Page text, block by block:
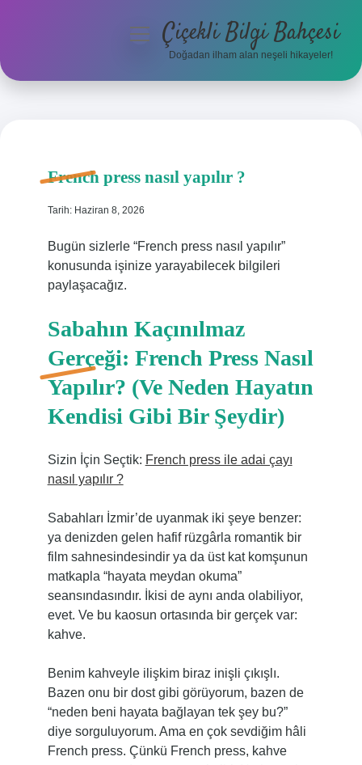
Anasayfa
menüyüÇiçekli Bilgi Bahçesi
Doğadan ilham alan neşeli hikayeler!
French press nasıl yapılır ?
Tarih: Haziran 8, 2026
Bugün sizlerle “French press nasıl yapılır”
konusunda işinize yarayabilecek bilgileri
paylaşacağız.
Sabahın Kaçınılmaz
Gerçeği: French Press Nasıl
Yapılır? (Ve Neden Hayatın
Kendisi Gibi Bir Şeydir)
Sizin İçin Seçtik: French press ile adai çayı
nasıl yapılır ?
Sabahları İzmir’de uyanmak iki şeye benzer:
ya denizden gelen hafif rüzgârla romantik bir
film sahnesindesindir ya da üst kat komşunun
matkapla “hayata meydan okuma”
seansındasındır. İkisi de aynı anda olabiliyor,
evet. Ve bu kaosun ortasında bir gerçek var:
kahve.
Benim kahveyle ilişkim biraz inişli çıkışlı.
Bazen onu bir dost gibi görüyorum, bazen de
“neden beni hayata bağlayan tek şey bu?”
diye sorguluyorum. Ama en çok sevdiğim hâli
French press. Çünkü French press, kahve